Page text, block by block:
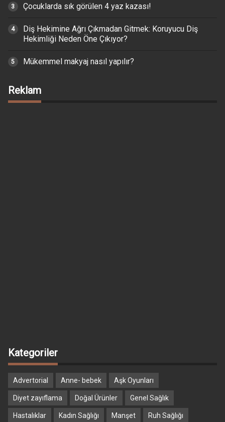
Çocuklarda sık görülen 4 yaz kazası!
Diş Hekimine Ağrı Çıkmadan Gitmek: Koruyucu Diş
Hekimliği Neden Öne Çıkıyor?
Mükemmel makyaj nasıl yapılır?
Reklam
Kategoriler
Advertorial Anne- bebek Aşk Oyunları
Diyet zayıflama Doğal Ürünler Genel Sağlık
Hastalıklar Kadın Sağlığı Manşet Ruh Sağlığı